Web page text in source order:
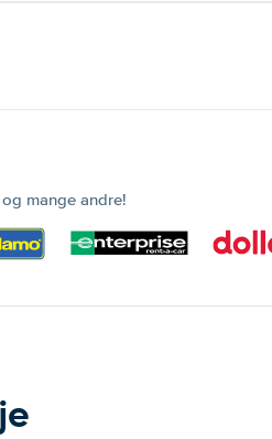
mange andre!